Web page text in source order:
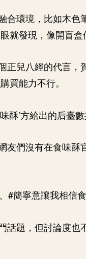
合環境，比如木
就發現，像開盲盒
正兒八經的代言，
買能力不行。
酥’方給出的后臺
友們沒有在食味
#簡寧意讓我相信
題，但討論度也